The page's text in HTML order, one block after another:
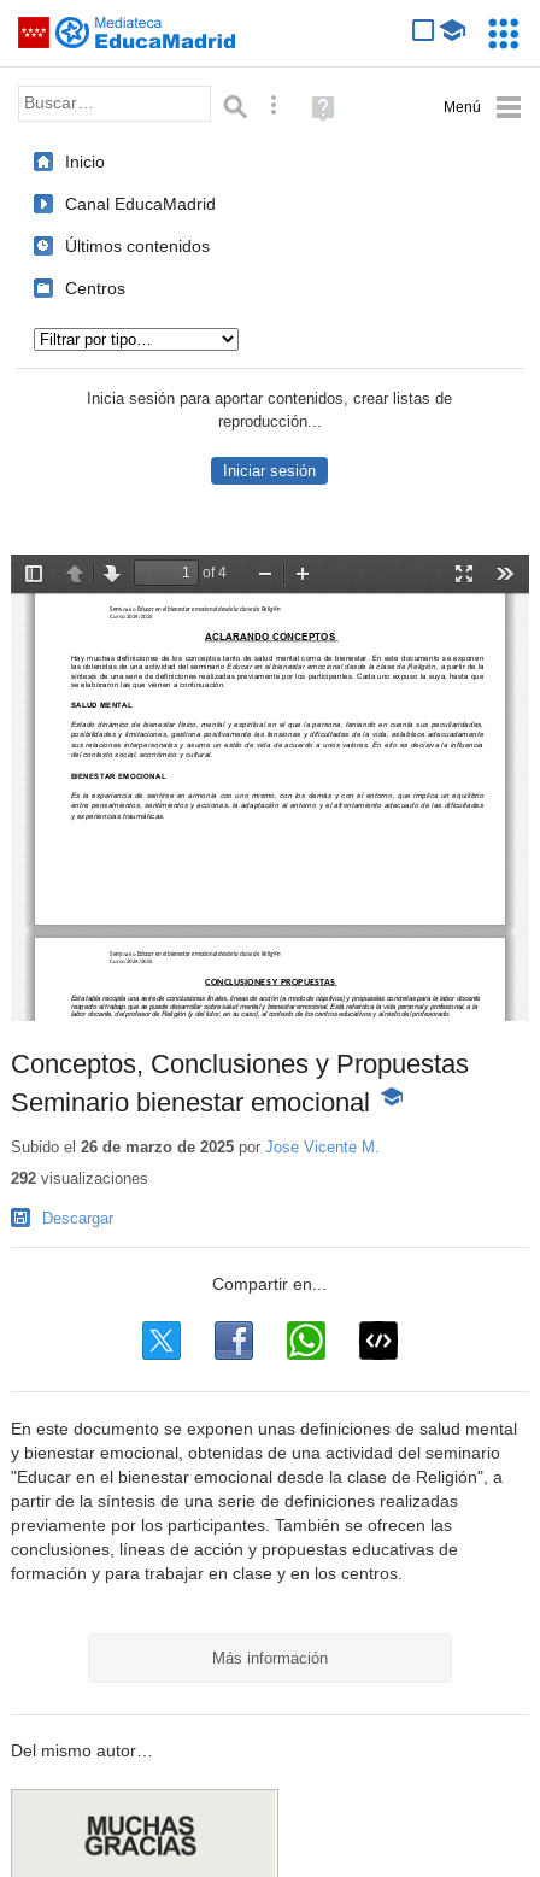
Saltar navegación
Palabra o frase: Búsqueda avanzada
Ayuda
(en
Inicio
Canal EducaMadrid
Últimos contenidos
Centros
Inicia sesión para aportar contenidos, crear listas de
reproducción...
Iniciar sesión
Conceptos, Conclusiones y Propuestas
Seminario bienestar emocional
-
educativo
Subido el 26 de marzo de 2025por Jose Vicente M.
292visualizaciones
Descargar
En este documento se exponen unas definiciones de salud mental
y bienestar emocional, obtenidas de una actividad del seminario
"Educar en el bienestar emocional desde la clase de Religión", a
partir de la síntesis de una serie de definiciones realizadas
previamente por los participantes. También se ofrecen las
conclusiones, líneas de acción y propuestas educativas de
formación y para trabajar en clase y en los centros.
Más información
Del mismo autor…